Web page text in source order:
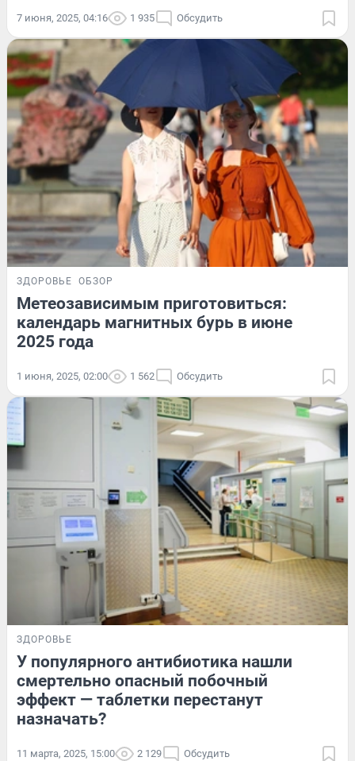
7 июня, 2025, 04:16 1 935 Обсудить
ЗДОРОВЬЕ ОБЗОР
Метеозависимым приготовиться:
календарь магнитных бурь в июне
2025 года
1 июня, 2025, 02:00 1 562 Обсудить
ЗДОРОВЬЕ
У популярного антибиотика нашли
смертельно опасный побочный
эффект — таблетки перестанут
назначать?
11 марта, 2025, 15:00 2 129 Обсудить